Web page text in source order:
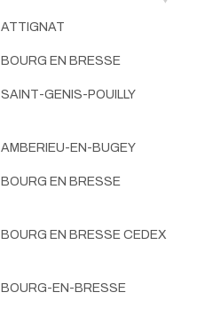
ATTIGNAT
BOURG EN BRESSE
SAINT-GENIS-POUILLY
AMBERIEU-EN-BUGEY
BOURG EN BRESSE
BOURG EN BRESSE CEDEX
BOURG-EN-BRESSE